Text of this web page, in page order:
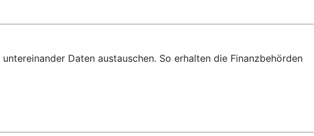
Daten austauschen. So erhalten die Finanzbehörden